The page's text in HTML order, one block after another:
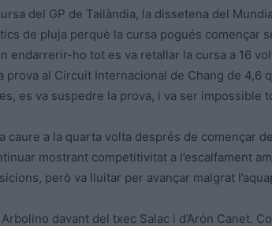
del GP de Tailàndia, la dissetena del
de pluja perquè la cursa pogués començar
endarrerir-ho tot es va retallar la cursa a 16
al Circuit Internacional de Chang de 4,6
es va suspedre la prova, i va ser impossible
caure a la quarta volta després de començar
mostrant competitivitat a l’escalfament
però va lluitar per avançar malgrat
davant del txec Salac i d’Arón Canet.